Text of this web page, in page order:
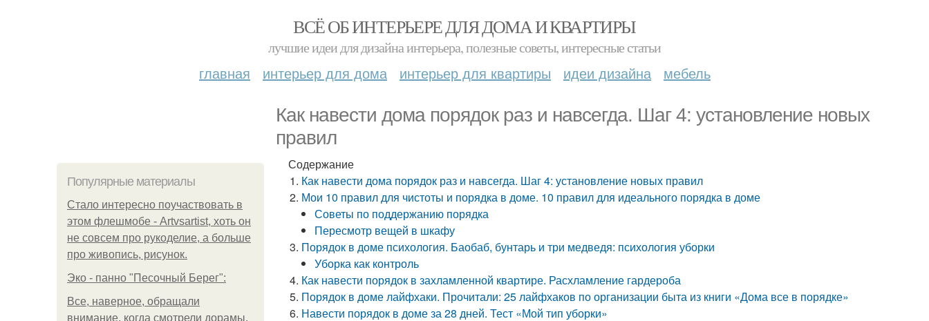
ВСЁ ОБ ИНТЕРЬЕРЕ ДЛЯ ДОМА И КВАРТИРЫ
лучшие идеи для дизайна интерьера, полезные советы, интересные статьи
главная интерьер для дома интерьер для квартиры идеи дизайна мебель
Как навести дома порядок раз и навсегда. Шаг 4: установление новых
правил
Популярные материалы
Стало интересно поучаствовать в
этом флешмобе - Artvsartist, хоть он
не совсем про рукоделие, а больше
про живопись, рисунок.
Эко - панно "Песочный Берег":
Все, наверное, обращали
внимание, когда смотрели дорамы,
Содержание
Как навести дома порядок раз и навсегда. Шаг 4: установление новых правил
Мои 10 правил для чистоты и порядка в доме. 10 правил для идеального порядка в доме
Советы по поддержанию порядка
Пересмотр вещей в шкафу
Порядок в доме психология. Баобаб, бунтарь и три медведя: психология уборки
Уборка как контроль
Как навести порядок в захламленной квартире. Расхламление гардероба
Порядок в доме лайфхаки. Прочитали: 25 лайфхаков по организации быта из книги «Дома все в порядке»
Навести порядок в доме за 28 дней. Тест «Мой тип уборки»